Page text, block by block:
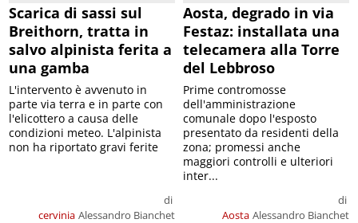
Scarica di sassi sul
Breithorn, tratta in
salvo alpinista ferita a
una gamba
cervinia
di
Alessandro Bianchet
L'intervento è avvenuto in
parte via terra e in parte con
l'elicottero a causa delle
condizioni meteo. L'alpinista
non ha riportato gravi ferite
Aosta, degrado in via
Festaz: installata una
telecamera alla Torre
del Lebbroso
Aosta
di
Alessandro Bianchet
Prime contromosse
dell'amministrazione
comunale dopo l'esposto
presentato da residenti della
zona; promessi anche
maggiori controlli e ulteriori
inter...